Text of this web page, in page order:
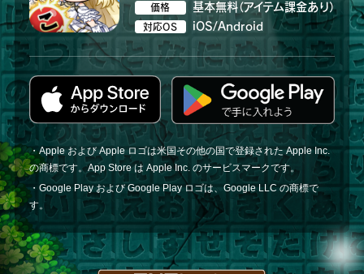
価格 基本無料（アイテム課金あり）
対応OS iOS/Android
・Apple および Apple ロゴは米国その他の国で登録された Apple Inc.
の商標です。App Store は Apple Inc. のサービスマークです。
・Google Play および Google Play ロゴは、Google LLC の商標で
す。